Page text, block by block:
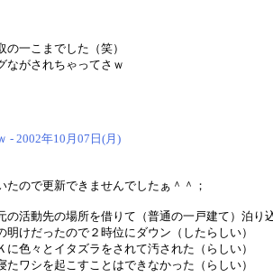
一こまでした（笑）
ながされちゃってさｗ
- 2002年10月07日(月)
たので更新できませんでしたぁ＾＾；
の活動先の場所を借りて（普通の一戸建て）泊り
明けだったので２時位にダウン（したらしい）
に色々とイタズラをされて汚された（らしい）
たワシを起こすことはできなかった（らしい）